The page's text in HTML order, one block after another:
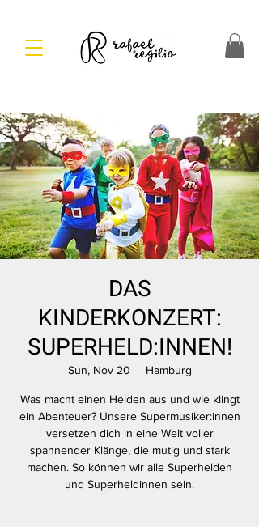
DAS
KINDERKONZERT:
SUPERHELD:INNEN!
Sun, Nov 20
  |
Hamburg
Was macht einen Helden aus und wie klingt
ein Abenteuer? Unsere Supermusiker:innen
versetzen dich in eine Welt voller
spannender Klänge, die mutig und stark
machen. So können wir alle Superhelden
und Superheldinnen sein.